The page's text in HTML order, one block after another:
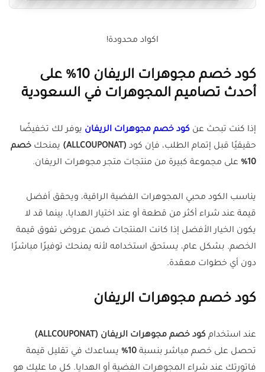
اكواد محدودة!
كود خصم مجوهرات الريفان 10% على
أحدث تصاميم المجوهرات في السعودية
إذا كنت تبحث عن كود خصم مجوهرات الريفان يوفر لك تخفيضًا
حقيقيًا قبل إتمام الطلب، فإن كود (ALLCOUPONAT) يمنحك خصم
10%
على مجموعة كبيرة من منتجات متجر مجوهرات الريفان.
يناسب الكود محبي المجوهرات الفضية الراقية، ويحقق أفضل
قيمة عند شراء أكثر من قطعة أو عند اختيار الهدايا، بينما قد لا
يكون الخيار الأفضل إذا كانت المنتجات ضمن عروض تفوق قيمة
الخصم. بشكل عام، يستحق استخدامه لأنه يمنحك توفيرًا مباشرًا
دون أي خطوات معقدة.
كود خصم مجوهرات الريفان
عند استخدام كود خصم مجوهرات الريفان (ALLCOUPONAT)
تحصل على خصم مباشر بنسبة 10%
يساعدك في تقليل قيمة
فاتورتك عند شراء المجوهرات الفضية أو الهدايا. كل ما عليك هو